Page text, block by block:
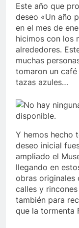
Este año que
deseo «Un año
en el mes de
hicimos con los
alrededores.
muchas
tomaron un
tazas azules…
Y hemos hecho
deseo inicial
ampliado el
llegando en
obras originales
calles y
también para
que la tormenta